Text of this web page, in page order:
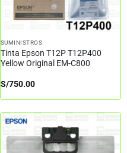
SUMINISTROS
Tinta Epson T12P T12P400
Yellow Original EM-C800
S/750.00